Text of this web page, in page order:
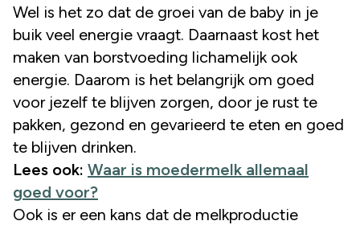
Wel is het zo dat de groei van de baby in je
buik veel energie vraagt. Daarnaast kost het
maken van borstvoeding lichamelijk ook
energie. Daarom is het belangrijk om goed
voor jezelf te blijven zorgen, door je rust te
pakken, gezond en gevarieerd te eten en goed
te blijven drinken.
Lees ook: Waar is moedermelk allemaal
goed voor?
Ook is er een kans dat de melkproductie